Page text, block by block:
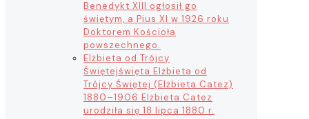
Benedykt XIII ogłosił go
świętym, a Pius XI w 1926 roku
Doktorem Kościoła
powszechnego.
Elżbieta od Trójcy
Świętejświęta Elżbieta od
Trójcy Świętej (Elżbieta Catez)
1880–1906 Elżbieta Catez
urodziła się 18 lipca 1880 r.